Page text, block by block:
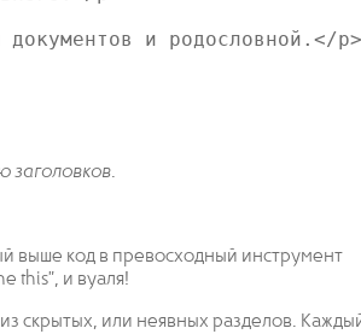
и родословной.</p>
заголовков.
выше код в превосходный инструмент
this", и вуаля!
скрытых, или неявных разделов.